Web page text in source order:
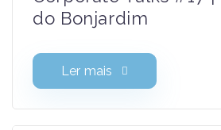
do Bonjardim
Ler mais